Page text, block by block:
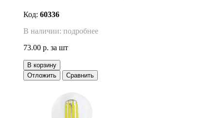
Код: 60336
В наличии: подробнее
73.00 р. за шт
В корзину
Отложить
Сравнить